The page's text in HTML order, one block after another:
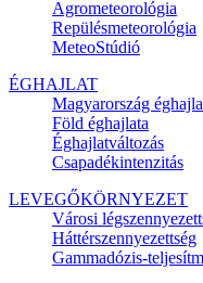
Agrometeorológia
Repülésmeteorológia
MeteoStúdió
ÉGHAJLAT
Magyarország
Föld éghajlata
Éghajlatváltozás
Csapadékintenzitás
LEVEGŐKÖRNYEZET
Városi
Háttérszennyezettség
Gammadózis-